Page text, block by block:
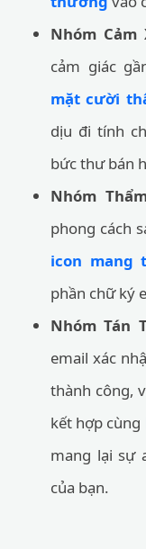
Nhóm Cảm
cảm giác
mặt cười
dịu đi tính
bức thư bán
Nhóm
phong cách
icon mang
phần chữ ký
Nhóm Tán
email xác
thành công,
kết hợp cùng
mang lại sự
của bạn.